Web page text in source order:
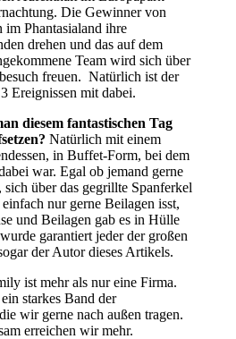
Die Gewinner von
im Phantasialand ihre
drehen und das auf dem
Team wird sich über
freuen. Natürlich ist der
Ereignissen mit dabei.
diesem fantastischen Tag
Natürlich mit einem
in Buffet-Form, bei dem
war. Egal ob jemand gerne
sich über das gegrillte Spanferkel
nur gerne Beilagen isst,
und Beilagen gab es in Hülle
garantiert jeder der großen
der Autor dieses Artikels.
ist mehr als nur eine Firma.
starkes Band der
wir gerne nach außen tragen.
erreichen wir mehr.